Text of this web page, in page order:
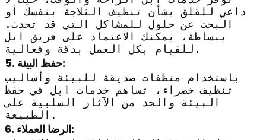
داعي للقلق بشأن تنظيف الثلاجة بنفسك أو
البحث عن حلول للمشاكل التي قد تحدث.
ببساطة، يمكنك الاعتماد على فريق ابل
للقيام بكل العمل بدقة وفعالية.
5. حفظ البيئة:
باستخدام منظفات صديقة للبيئة وأساليب
تنظيف خضراء، تساهم خدمات ابل في حفظ
البيئة والحد من الآثار السلبية على
الطبيعة.
6. الرضا العملاء: